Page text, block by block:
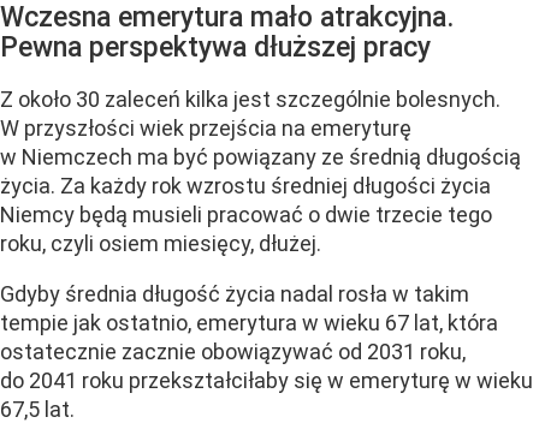
Wczesna emerytura mało atrakcyjna.
Pewna perspektywa dłuższej pracy
Z około 30 zaleceń kilka jest szczególnie bolesnych.
W przyszłości wiek przejścia na emeryturę
w Niemczech ma być powiązany ze średnią długością
życia. Za każdy rok wzrostu średniej długości życia
Niemcy będą musieli pracować o dwie trzecie tego
roku, czyli osiem miesięcy, dłużej.
Gdyby średnia długość życia nadal rosła w takim
tempie jak ostatnio, emerytura w wieku 67 lat, która
ostatecznie zacznie obowiązywać od 2031 roku,
do 2041 roku przekształciłaby się w emeryturę w wieku
67,5 lat.